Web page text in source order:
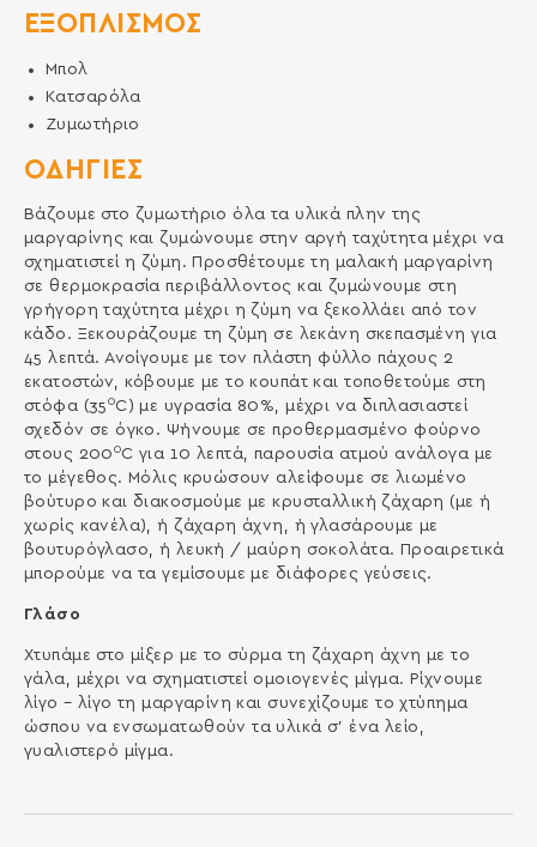
ΟΔΗΓΙΕΣ
Βάζουμε στο ζυμωτήριο όλα τα υλικά πλην της
μαργαρίνης και ζυμώνουμε στην αργή ταχύτητα μέχρι να
σχηματιστεί η ζύμη. Προσθέτουμε τη μαλακή μαργαρίνη
σε θερμοκρασία περιβάλλοντος και ζυμώνουμε στη
γρήγορη ταχύτητα μέχρι η ζύμη να ξεκολλάει από τον
κάδο. Ξεκουράζουμε τη ζύμη σε λεκάνη σκεπασμένη για
45 λεπτά. Ανοίγουμε με τον πλάστη φύλλο πάχους 2
εκατοστών, κόβουμε με το κουπάτ και τοποθετούμε στη
στόφα (35 0C) με υγρασία 80%, μέχρι να διπλασιαστεί
σχεδόν σε όγκο. Ψήνουμε σε προθερμασμένο φούρνο
στους 200 0C για 10 λεπτά, παρουσία ατμού ανάλογα με
το μέγεθος. Μόλις κρυώσουν αλείφουμε σε λιωμένο
βούτυρο και διακοσμούμε με κρυσταλλική ζάχαρη (με ή
χωρίς κανέλα), ή ζάχαρη άχνη, ή γλασάρουμε με
βουτυρόγλασο, ή λευκή / μαύρη σοκολάτα. Προαιρετικά
μπορούμε να τα γεμίσουμε με διάφορες γεύσεις.
Γλάσο
Χτυπάμε στο μίξερ με το σύρμα τη ζάχαρη άχνη με το
γάλα, μέχρι να σχηματιστεί ομοιογενές μίγμα. Ρίχνουμε
λίγο – λίγο τη μαργαρίνη και συνεχίζουμε το χτύπημα
ώσπου να ενσωματωθούν τα υλικά σ’ ένα λείο,
γυαλιστερό μίγμα.
ΕΞΟΠΛΙΣΜΌΣ
Μπολ
Κατσαρόλα
Ζυμωτήριο